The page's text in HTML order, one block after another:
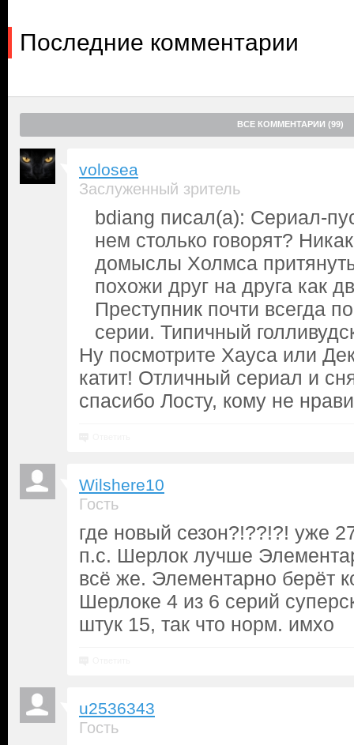
Последние комментарии
ВСЕ КОММЕНТАРИИ (99)
volosea
Заслуженный зритель
bdiang писал(а): Сериал-
нем столько говорят?
домыслы Холмса
похожи друг на друга как
Преступник почти всегда
серии. Типичный
Ну посмотрите Хауса или
катит! Отличный сериал и
спасибо Лосту, кому не
Wilshere10
Гость
где новый сезон?!??!?! уже
п.с. Шерлок лучше
всё же. Элементарно берёт
Шерлоке 4 из 6 серий
штук 15, так что норм. имхо
u2536343
Гость